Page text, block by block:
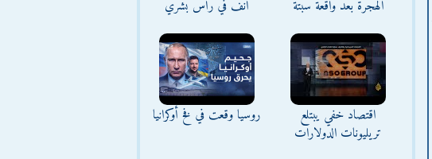
الهجرة بعد واقعة سبتة
أنف في رأس بشري
اقتصاد خفي يبتلع
تريليونات الدولارات
روسيا وقعت في فخ أوكرانيا